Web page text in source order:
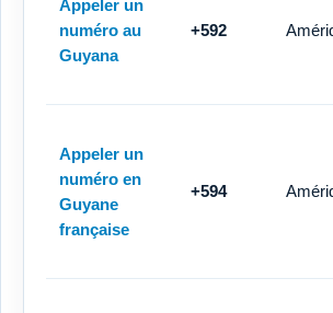
Appeler un
numéro au
Guyana
+592
Appeler un
numéro en
Guyane
française
+594